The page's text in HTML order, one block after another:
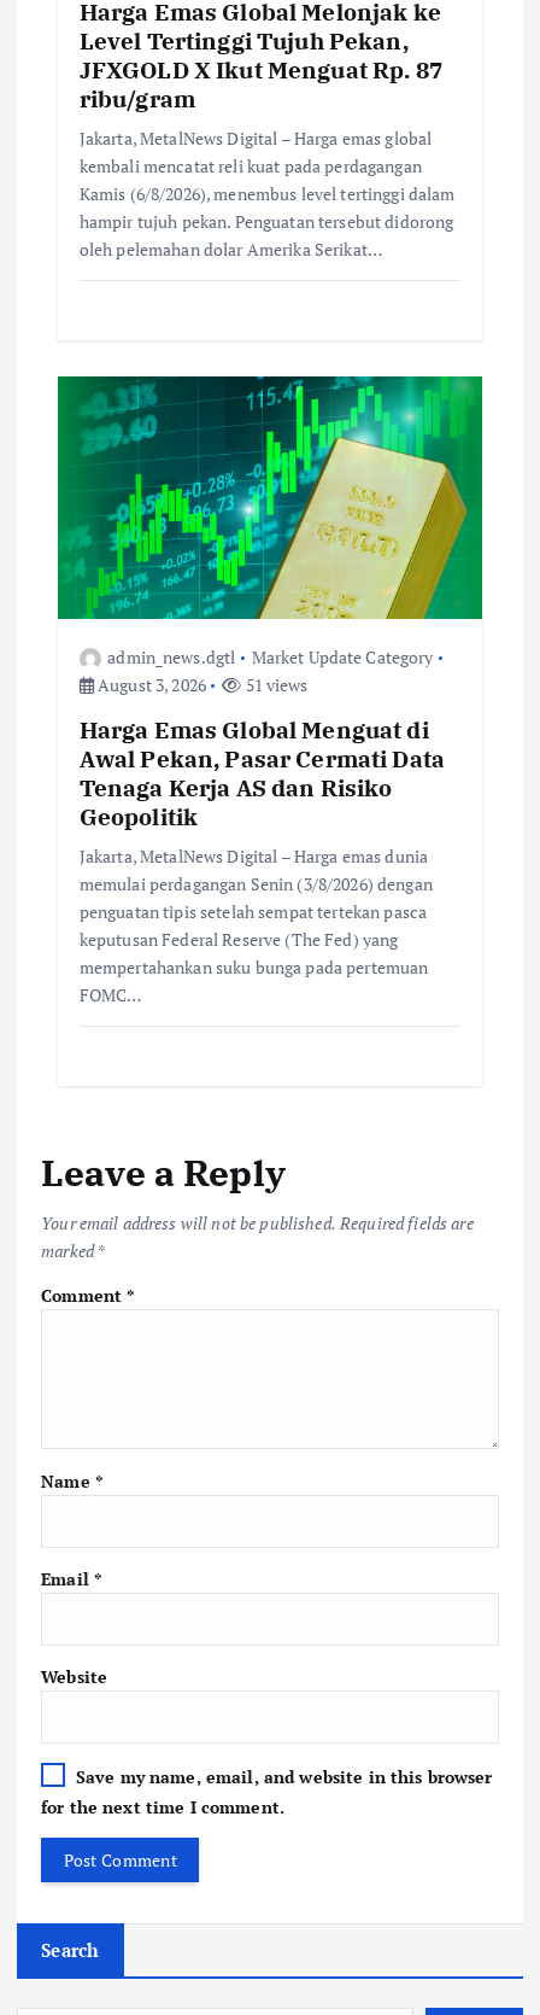
Harga Emas Global Melonjak ke
Level Tertinggi Tujuh Pekan,
JFXGOLD X Ikut Menguat Rp. 87
ribu/gram
Jakarta, MetalNews Digital – Harga emas global
kembali mencatat reli kuat pada perdagangan
Kamis (6/8/2026), menembus level tertinggi dalam
hampir tujuh pekan. Penguatan tersebut didorong
oleh pelemahan dolar Amerika Serikat…
admin_news.dgtl
Market Update Category
August 3, 2026
51 views
Harga Emas Global Menguat di
Awal Pekan, Pasar Cermati Data
Tenaga Kerja AS dan Risiko
Geopolitik
Jakarta, MetalNews Digital – Harga emas dunia
memulai perdagangan Senin (3/8/2026) dengan
penguatan tipis setelah sempat tertekan pasca
keputusan Federal Reserve (The Fed) yang
mempertahankan suku bunga pada pertemuan
FOMC…
Leave a Reply
Your email address will not be published. Required fields are
marked*
Comment*
Name *
Email *
Website
Save my name, email, and website in this browser
for the next time I comment.
Search